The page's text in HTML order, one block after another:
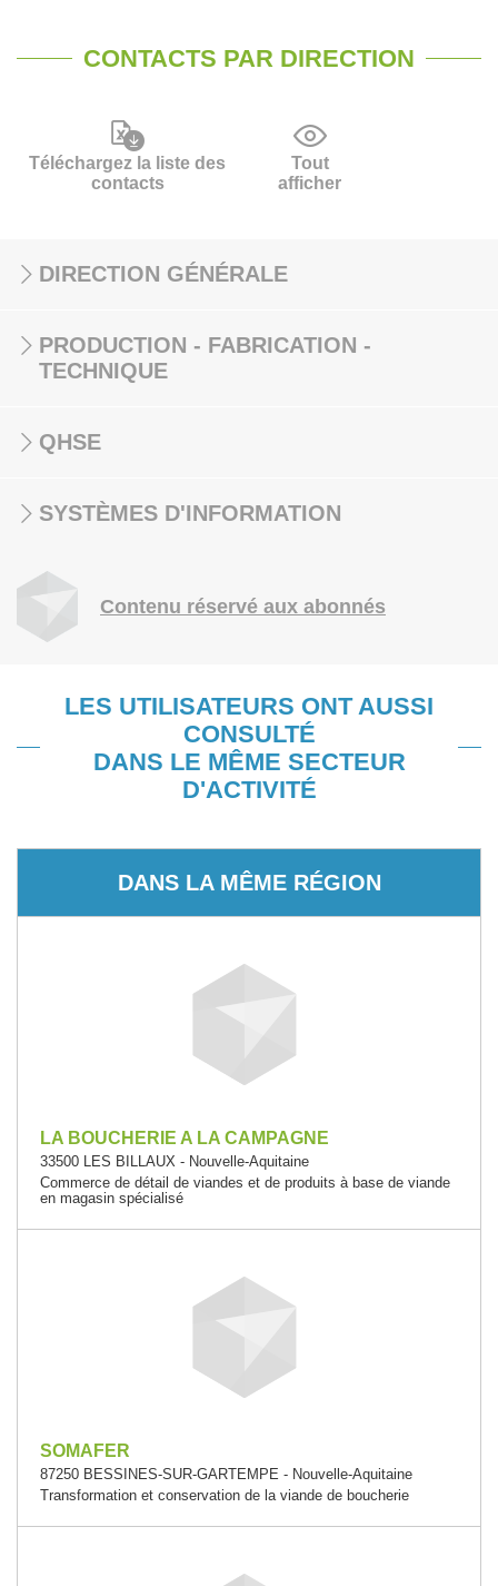
CONTACTS PAR DIRECTION
Téléchargez la liste des
contacts
Tout
afficher
DIRECTION GÉNÉRALE
PRODUCTION - FABRICATION -
TECHNIQUE
QHSE
SYSTÈMES D'INFORMATION
Contenu réservé aux abonnés
LES UTILISATEURS ONT AUSSI
CONSULTÉ
DANS LE MÊME SECTEUR
D'ACTIVITÉ
DANS LA MÊME RÉGION
LA BOUCHERIE A LA CAMPAGNE
33500 LES BILLAUX - Nouvelle-Aquitaine
Commerce de détail de viandes et de produits à base de viande
en magasin spécialisé
SOMAFER
87250 BESSINES-SUR-GARTEMPE - Nouvelle-Aquitaine
Transformation et conservation de la viande de boucherie